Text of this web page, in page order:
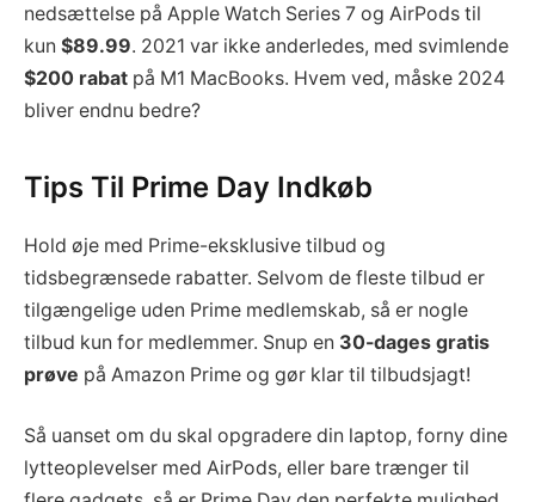
nedsættelse på Apple Watch Series 7 og AirPods til
kun $89.99. 2021 var ikke anderledes, med svimlende
$200 rabat på M1 MacBooks. Hvem ved, måske 2024
bliver endnu bedre?
Tips Til Prime Day Indkøb
Hold øje med Prime-eksklusive tilbud og
tidsbegrænsede rabatter. Selvom de fleste tilbud er
tilgængelige uden Prime medlemskab, så er nogle
tilbud kun for medlemmer. Snup en 30-dages gratis
prøve på Amazon Prime og gør klar til tilbudsjagt!
Så uanset om du skal opgradere din laptop, forny dine
lytteoplevelser med AirPods, eller bare trænger til